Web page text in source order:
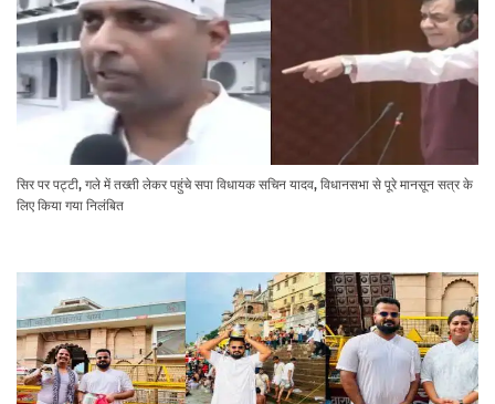
सिर पर पट्टी, गले में तख्ती लेकर पहुंचे सपा विधायक सचिन यादव, विधानसभा से पूरे मानसून सत्र के
लिए किया गया निलंबित